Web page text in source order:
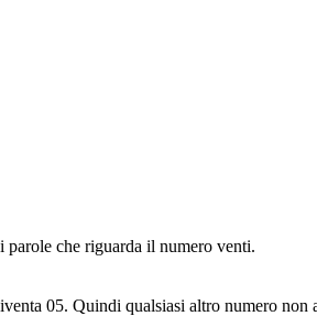
che riguarda il numero venti.
05. Quindi qualsiasi altro numero non